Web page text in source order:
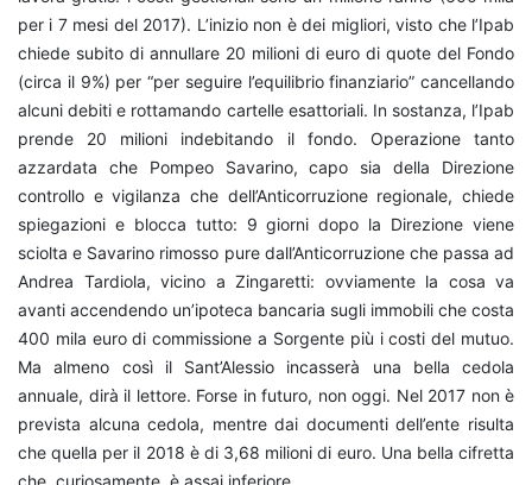
per i 7 mesi del 2017). L’inizio non è dei migliori, visto che l’Ipab
chiede subito di annullare 20 milioni di euro di quote del Fondo
(circa il 9%) per “per seguire l’equilibrio finanziario” cancellando
alcuni debiti e rottamando cartelle esattoriali. In sostanza, l’Ipab
prende 20 milioni indebitando il fondo. Operazione tanto
azzardata che Pompeo Savarino, capo sia della Direzione
controllo e vigilanza che dell’Anticorruzione regionale, chiede
spiegazioni e blocca tutto: 9 giorni dopo la Direzione viene
sciolta e Savarino rimosso pure dall’Anticorruzione che passa ad
Andrea Tardiola, vicino a Zingaretti: ovviamente la cosa va
avanti accendendo un’ipoteca bancaria sugli immobili che costa
400 mila euro di commissione a Sorgente più i costi del mutuo.
Ma almeno così il Sant’Alessio incasserà una bella cedola
annuale, dirà il lettore. Forse in futuro, non oggi. Nel 2017 non è
prevista alcuna cedola, mentre dai documenti dell’ente risulta
che quella per il 2018 è di 3,68 milioni di euro. Una bella cifretta
che, curiosamente, è assai inferiore